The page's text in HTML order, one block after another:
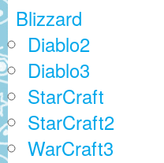
Blizzard
Diablo2
Diablo3
StarCraft
StarCraft2
WarCraft3